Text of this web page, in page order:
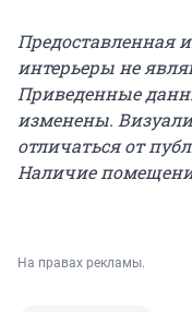
Предоставленная
интерьеры не
Приведенные
изменены.
отличаться от
Наличие
На правах рекламы.